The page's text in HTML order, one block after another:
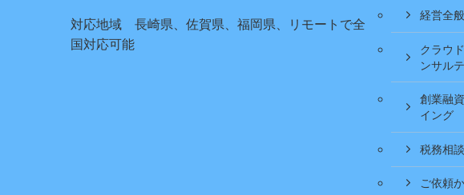
対応地域 長崎県、佐賀県、福岡県、リモートで全
国対応可能
経営全
クラウ
ンサル
創業融
イング
税務相談
ご依頼